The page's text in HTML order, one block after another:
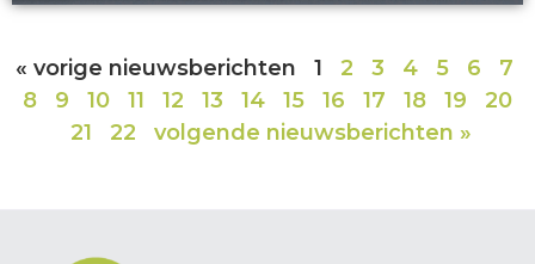
« vorige nieuwsberichten 1 2 3 4 5 6
7
8
9 10 11 12 13 14 15 16 17 18 19
20
21
22 volgende nieuwsberichten »